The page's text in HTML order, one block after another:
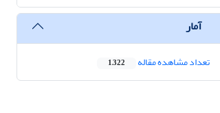
آمار
تعداد مشاهده مقاله 1,322